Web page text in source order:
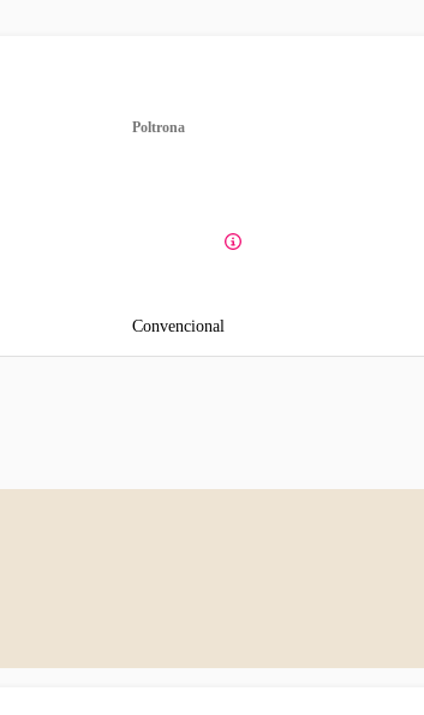
Poltrona
Convencional